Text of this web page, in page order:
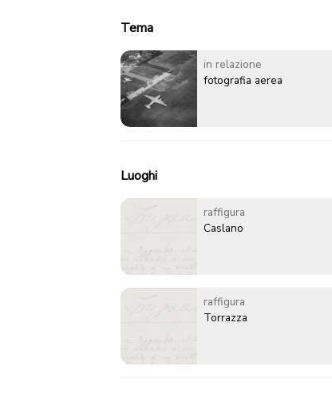
Tema
in relazione
fotografia aerea
Luoghi
raffigura
Caslano
raffigura
Torrazza